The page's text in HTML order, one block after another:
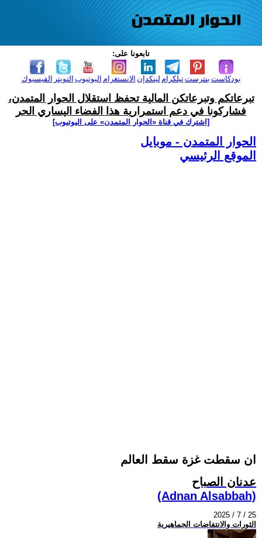
تابعونا على:
الفيسبوك التويتر اليوتيوب الانستغرام لينكدإن تيلكرامبنترست بودكاست
تبرعاتكم وتبرعاتكن المالية تحفظ استقلال الحوار المتمدن،
فشاركونا في دعم استمرارية هذا الفضاء اليساري الحر
[اشترك في قناة ‫«الحوار المتمدن» على اليوتيوب]
الحوار المتمدن - موبايل
الموقع الرئيسي
ان سقطت غزة سقط العالم
عدنان الصباح
(Adnan Alsabbah)
2025 / 7 / 25
الثورات والانتفاضات الجماهيرية